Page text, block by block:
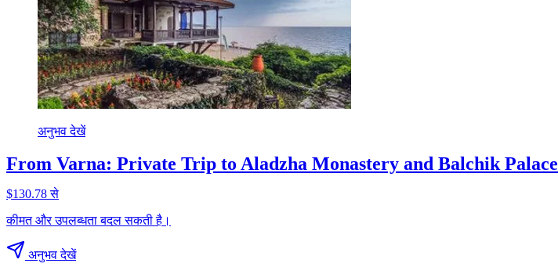
अनुभव देखें
From Varna: Private Trip to Aladzha Monastery and Balchik Palace
$130.78 से
कीमत और उपलब्धता बदल सकती है।
अनुभव देखें